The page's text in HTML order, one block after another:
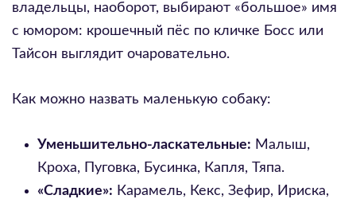
владельцы, наоборот, выбирают «большое» имя
с юмором: крошечный пёс по кличке Босс или
Тайсон выглядит очаровательно.
Как можно назвать маленькую собаку:
Уменьшительно-ласкательные: Малыш,
Кроха, Пуговка, Бусинка, Капля, Тяпа.
«Сладкие»: Карамель, Кекс, Зефир, Ириска,